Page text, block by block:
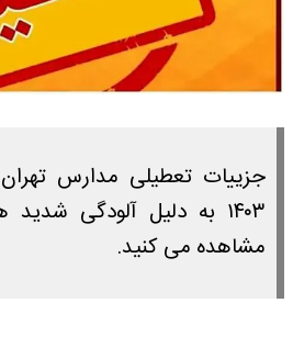
۱۴۰۳ به دلیل آلودگی
مشاهده می کنید.